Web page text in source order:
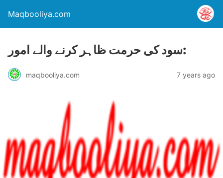
Maqbooliya.com
سود کی حرمت ظاہر کرنے والے امور:
maqbooliya.com 7 years ago